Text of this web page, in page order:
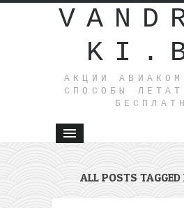
АКЦИИ
СПОСОБЫ
ALL POSTS TAGGED